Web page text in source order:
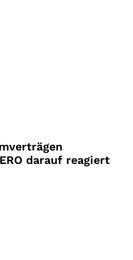
darauf reagiert